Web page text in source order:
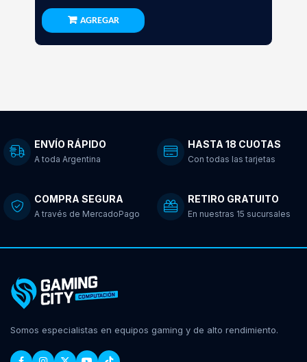
AGREGAR
ENVÍO RÁPIDO
A toda Argentina
HASTA 18 CUOTAS
Con todas las tarjetas
COMPRA SEGURA
A través de MercadoPago
RETIRO GRATUITO
En nuestras 15 sucursales
Somos especialistas en equipos gaming y de alto rendimiento.